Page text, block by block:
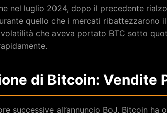
nel luglio 2024, dopo il precedente
quello che i mercati ribattezzarono il
che aveva portato BTC sotto
di Bitcoin: Vendite
successive all’annuncio BoJ, Bitcoin ha